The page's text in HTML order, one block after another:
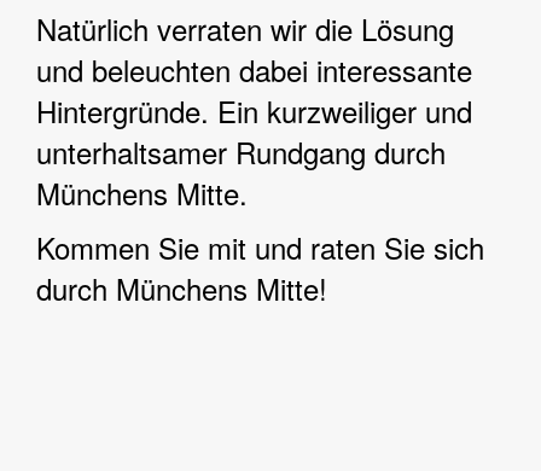
Natürlich verraten wir die Lösung
und beleuchten dabei interessante
Hintergründe. Ein kurzweiliger und
unterhaltsamer Rundgang durch
Münchens Mitte.
Kommen Sie mit und raten Sie sich
durch Münchens Mitte!